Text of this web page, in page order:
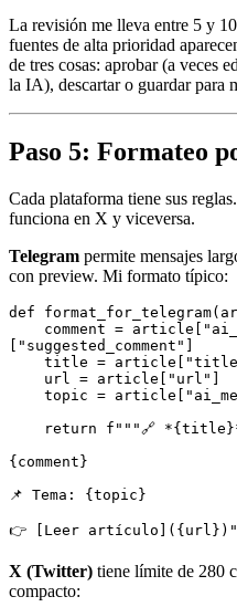
La revisión me lleva entre 5 y
fuentes de alta prioridad
de tres cosas: aprobar (a veces
la IA), descartar o guardar para
Paso 5: Formateo
Cada plataforma tiene sus
funciona en X y viceversa.
Telegram permite mensajes
con preview. Mi formato típico:
def format_for_telegram(
    comment
= article
"suggested_comment"
    title
= article
    url
= article "url"
    topic
= article
    return
f """🔗 *{ title }
{ comment }
📌 Tema: { topic }
👉 [Leer artículo]( { url }
X (Twitter) tiene límite de 280
compacto: